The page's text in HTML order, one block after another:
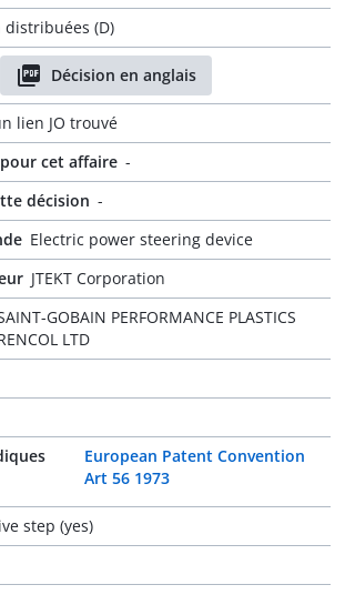
distribuées (D)
Décision en anglais
lien JO trouvé
cet affaire -
décision -
Electric power steering device
JTEKT Corporation
GOBAIN PERFORMANCE PLASTICS
LTD
European Patent Convention
Art 56 1973
step (yes)